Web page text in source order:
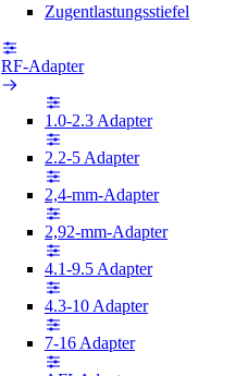
Zugentlastungsstiefel
RF-Adapter
1.0-2.3 Adapter
2.2-5 Adapter
2,4-mm-Adapter
2,92-mm-Adapter
4.1-9.5 Adapter
4.3-10 Adapter
7-16 Adapter